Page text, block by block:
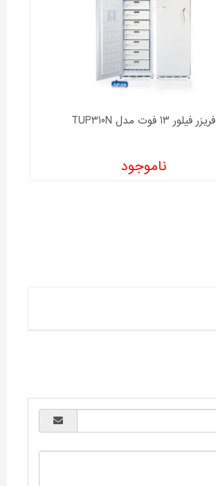
فریزر فیلور 13 فوت مدل TUP310N
ناموجود